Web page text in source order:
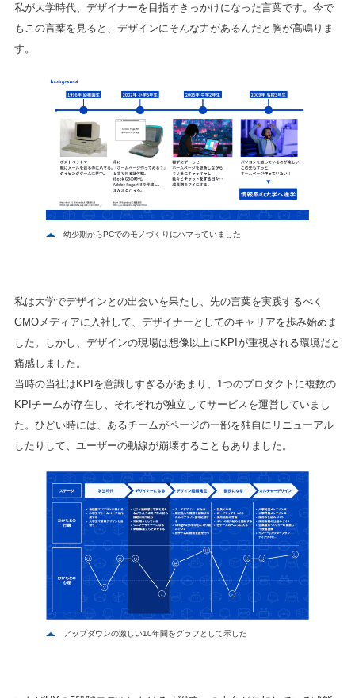
私が大学時代、デザイナーを目指すきっかけになった言葉です。今で
もこの言葉を見ると、デザインにそんな力があるんだと胸が高鳴りま
す。
幼少期からPCでのモノづくりにハマっていました
私は大学でデザインとの出会いを果たし、先の言葉を実践するべく
GMOメディアに入社して、デザイナーとしてのキャリアを歩み始めま
した。しかし、デザインの現場は想像以上にKPIが重視される環境だと
痛感しました。
当時の当社はKPIを意識しすぎるがあまり、1つのプロダクトに複数の
KPIチームが存在し、それぞれが独立してサービスを運営していまし
た。ひどい時には、あるチームがページの一部を独自にリニューアル
したりして、ユーザーの動線が崩壊することもありました。
アップダウンの激しい10年間をグラフとして示した